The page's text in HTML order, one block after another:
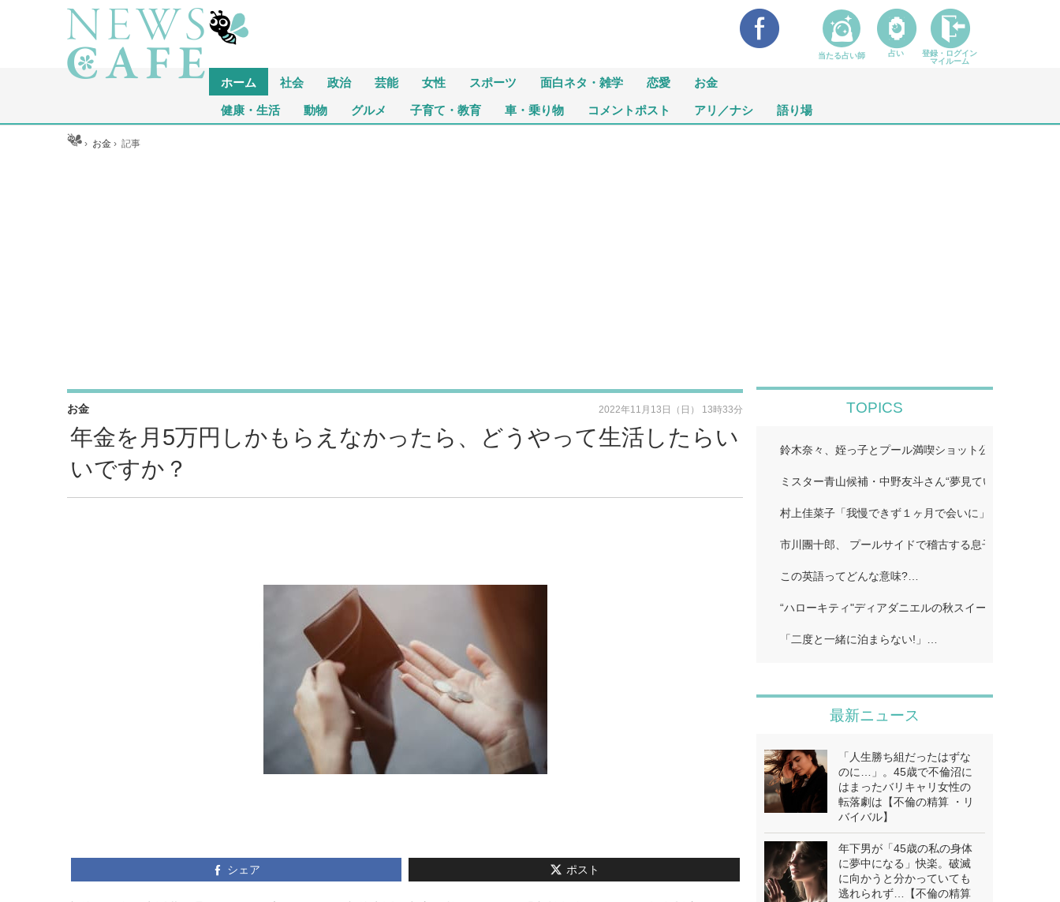
ホーム 社会 政治 芸能 女性 スポーツ 面白ネタ・雑学 恋愛 お金
健康・生活 動物 グルメ 子育て・教育 車・乗り物 コメントポスト アリ／ナシ 語り場
ホーム › お金 ›記事
年金を月5万円しかもらえなかったら、どうやって生活したらい
いですか？
お金 2022年11月13日（日） 13時33分
シェア ポスト
TOPICS
鈴木奈々、姪っ子とプール満喫ショット公開「仲良し
ミスター青山候補・中野友斗さん“夢見ていた賞受賞に
村上佳菜子「我慢できず１ヶ月で会いに」…
市川團十郎、 プールサイドで稽古する息子の姿公開に
この英語ってどんな意味?…
“ハローキティ"ディアダニエルの秋スイーツビュッフ
「二度と一緒に泊まらない!」…
最新ニュース
「人生勝ち組だったはずな
のに…」。45歳で不倫沼に
はまったバリキャリ女性の
転落劇は【不倫の精算 ・リ
バイバル】
年下男が「45歳の私の身体
に夢中になる」快楽。破滅
に向かうと分かっていても
逃れられず…【不倫の精算
当たる占い師 占い
登録・ログイン
マイルーム